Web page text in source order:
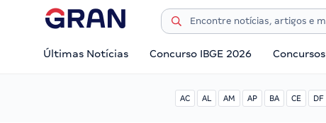
Últimas Notícias Concurso IBGE 2026 Concursos
AC AL AM AP BA CE DF